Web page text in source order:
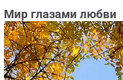
Мир глазами любви